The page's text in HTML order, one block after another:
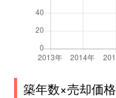
築年数×売却価格